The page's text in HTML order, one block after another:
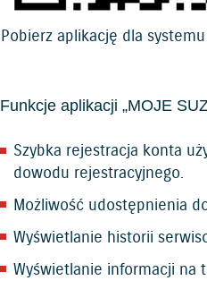
Pobierz aplikację dla systemu
Funkcje aplikacji „MOJE
Szybka rejestracja konta
dowodu rejestracyjnego.
Możliwość udostępnienia
Wyświetlanie historii
Wyświetlanie informacji na